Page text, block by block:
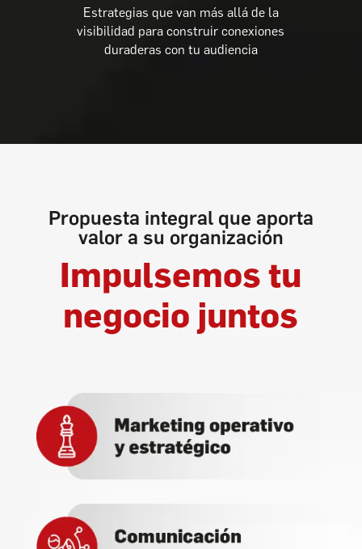
Estrategias que van más allá de la
visibilidad para construir conexiones
duraderas con tu audiencia
Propuesta integral que aporta
valor a su organización
Impulsemos tu
negocio juntos